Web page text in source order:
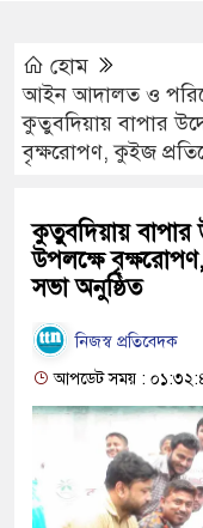
হোম
আইন আদালত ও
‎কুতুবদিয়ায় বাপার
বৃক্ষরোপণ, কুইজ
‎কুতুবদিয়ায় বাপার
উপলক্ষে
সভা অনুষ্ঠিত
নিজস্ব প্রতিবেদক
আপডেট সময় :